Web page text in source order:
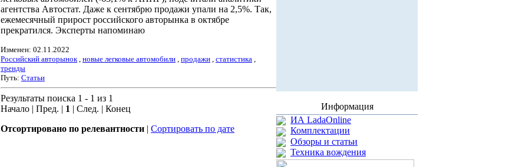
агентства Автостат. Даже к сентябрю продажи упали на 2,5%. Так,
ежемесячный прирост российского авторынка в октябре
прекратился. Эксперты напоминаю
Изменен: 02.11.2022
Российский авторынок, новые легковые автомобили , продажи , статистика ,
тренды
Путь: Статьи
Результаты поиска 1 - 1 из 1
Начало | Пред. | 1 | След. | Конец
Отсортировано по релевантности | Сортировать по дате
Информация
ИА LadaOnline
Комплектации
Обзоры и статьи
Техника вождения